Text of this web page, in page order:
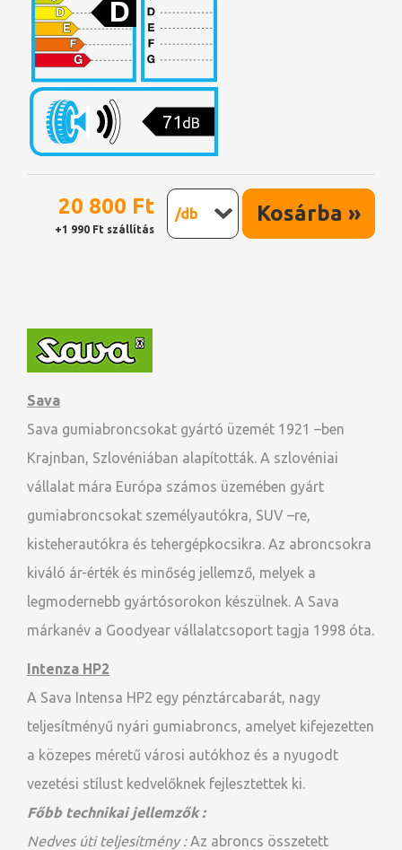
71 dB
20 800 Ft
+1 990 Ft szállítás
/db Kosárba »
Sava
Sava gumiabroncsokat gyártó üzemét 1921 –ben
Krajnban, Szlovéniában alapították. A szlovéniai
vállalat mára Európa számos üzemében gyárt
gumiabroncsokat személyautókra, SUV –re,
kisteherautókra és tehergépkocsikra. Az abroncsokra
kiváló ár-érték és minőség jellemző, melyek a
legmodernebb gyártósorokon készülnek. A Sava
márkanév a Goodyear vállalatcsoport tagja 1998 óta.
Intenza HP2
A Sava Intensa HP2 egy pénztárcabarát, nagy
teljesítményű nyári gumiabroncs, amelyet kifejezetten
a közepes méretű városi autókhoz és a nyugodt
vezetési stílust kedvelőknek fejlesztettek ki.
Főbb technikai jellemzők :
Nedves úti teljesítmény :Az abroncs összetett